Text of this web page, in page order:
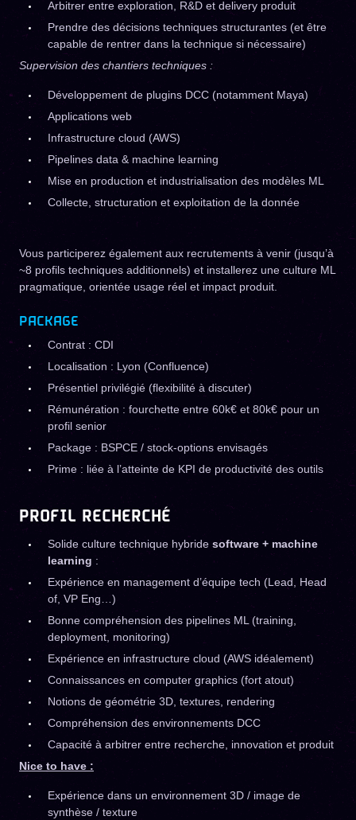
Arbitrer entre exploration, R&D et delivery produit
Prendre des décisions techniques structurantes (et être
capable de rentrer dans la technique si nécessaire)
Supervision des chantiers techniques :
Développement de plugins DCC (notamment Maya)
Applications web
Infrastructure cloud (AWS)
Pipelines data & machine learning
Mise en production et industrialisation des modèles ML
Collecte, structuration et exploitation de la donnée
Vous participerez également aux recrutements à venir (jusqu’à
~8 profils techniques additionnels) et installerez une culture ML
pragmatique, orientée usage réel et impact produit.
PACKAGE
Contrat : CDI
Localisation : Lyon (Confluence)
Présentiel privilégié (flexibilité à discuter)
Rémunération : fourchette entre 60k€ et 80k€ pour un
profil senior
Package : BSPCE / stock-options envisagés
Prime : liée à l’atteinte de KPI de productivité des outils
PROFIL RECHERCHÉ
Solide culture technique hybride software + machine
learning :
Expérience en management d’équipe tech (Lead, Head
of, VP Eng…)
Bonne compréhension des pipelines ML (training,
deployment, monitoring)
Expérience en infrastructure cloud (AWS idéalement)
Connaissances en computer graphics (fort atout)
Notions de géométrie 3D, textures, rendering
Compréhension des environnements DCC
Capacité à arbitrer entre recherche, innovation et produit
Nice to have :
Expérience dans un environnement 3D / image de
synthèse / texture